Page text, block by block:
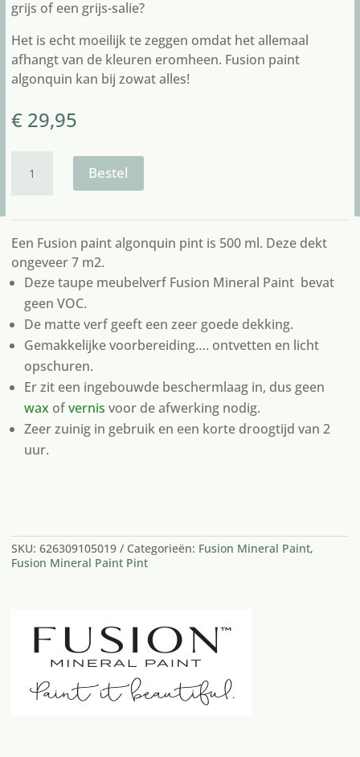
grijs of een grijs-salie?
Het is echt moeilijk te zeggen omdat het allemaal
afhangt van de kleuren eromheen. Fusion paint
algonquin kan bij zowat alles!
€29,95
paint
algonquin
Bestel
Een Fusion paint algonquin pint is 500 ml. Deze dekt
ongeveer 7 m2.
Deze taupe meubelverf Fusion Mineral Paint bevat
geen VOC.
De matte verf geeft een zeer goede dekking.
Gemakkelijke voorbereiding…. ontvetten en licht
opschuren.
Er zit een ingebouwde beschermlaag in, dus geen
wax ofvernis voor de afwerking nodig.
Zeer zuinig in gebruik en een korte droogtijd van 2
uur.
SKU: 626309105019 Categorieën: Fusion Mineral Paint,
Fusion Mineral Paint Pint